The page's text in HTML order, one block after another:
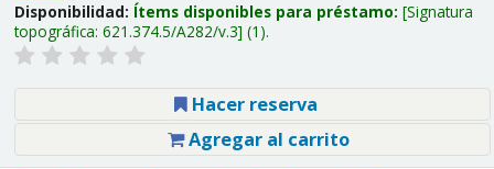
Disponibilidad: Ítems disponibles para préstamo: Signatura
topográfica: 621.374.5/A282/v.3 (1).
Hacer reserva
Agregar al carrito